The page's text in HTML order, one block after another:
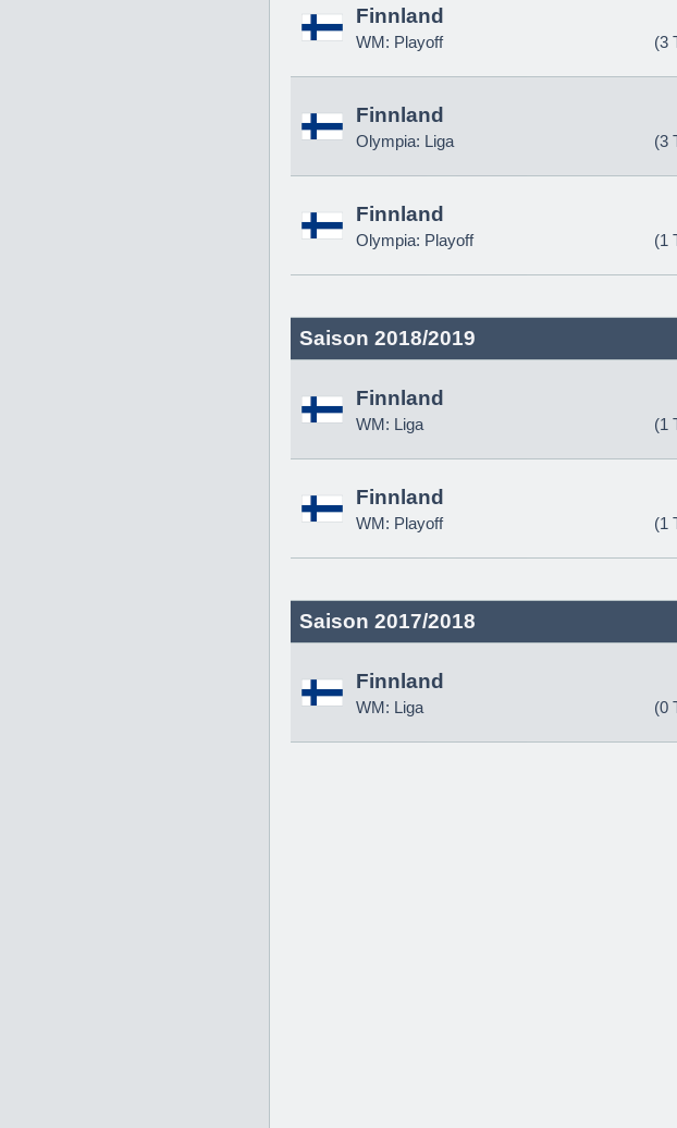
Finnland
WM: Playoff (3
Finnland
Olympia: Liga (3
Finnland
Olympia: Playoff (1
Saison 2018/2019
Finnland
WM: Liga (1
Finnland
WM: Playoff (1
Saison 2017/2018
Finnland
WM: Liga (0